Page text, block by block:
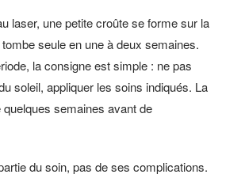
laser, une petite croûte se forme sur la
seule en une à deux semaines.
la consigne est simple : ne pas
soleil, appliquer les soins indiqués. La
semaines avant de
du soin, pas de ses complications.